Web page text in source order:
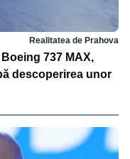
Realitatea de Prahova
737 MAX,
descoperirea unor